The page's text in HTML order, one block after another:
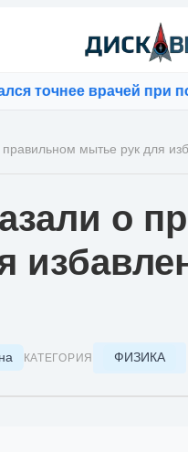
врачей при
мытье рук для
о
КАТЕГОРИЯ ФИЗИКА